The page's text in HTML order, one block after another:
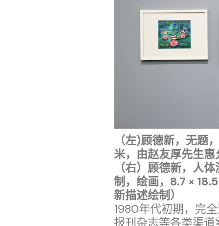
（左)顾德新，无题
米，由赵友厚先生惠
（右）顾德新，人
制，绘画，8.7 ×
新描述绘制）
1980年代初期，完
报刊杂志等各类渠